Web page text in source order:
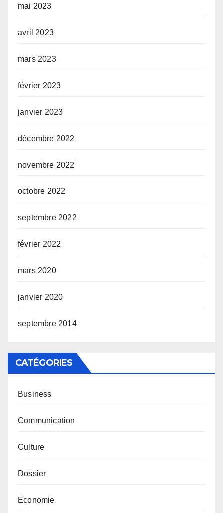
mai 2023
avril 2023
mars 2023
février 2023
janvier 2023
décembre 2022
novembre 2022
octobre 2022
septembre 2022
février 2022
mars 2020
janvier 2020
septembre 2014
CATÉGORIES
Business
Communication
Culture
Dossier
Economie